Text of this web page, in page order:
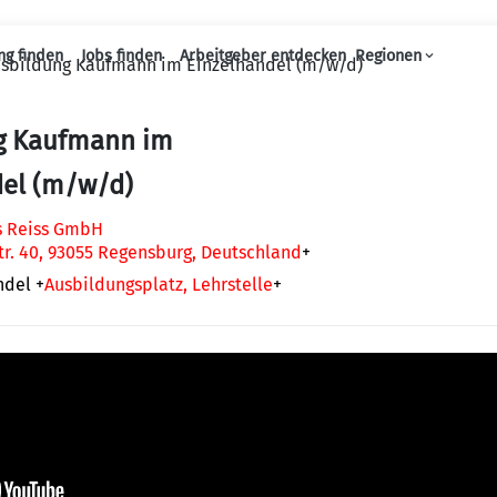
Haupt-Navigation
finden Jobs finden Arbeitgeber entdecken Regionen
Kaufmann im Einzelhandel (m/w/d)
Kaufmann im
(m/w/d)
GmbH
40, 93055 Regensburg, Deutschland+
+Ausbildungsplatz, Lehrstelle+